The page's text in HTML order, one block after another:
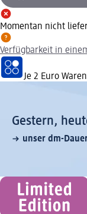
Momentan nicht
Verfügbarkeit in
Je 2 Euro
Gestern,
unser dm-